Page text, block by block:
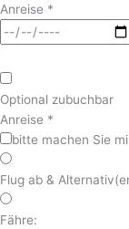
Anreise *
Optional zubuchbar
Anreise *
bitte machen Sie
Flug ab &
Fähre: